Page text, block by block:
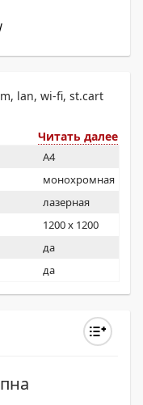
lan, wi-fi, st.cart
Читать далее
A4
монохромная
лазерная
1200 x 1200
да
да